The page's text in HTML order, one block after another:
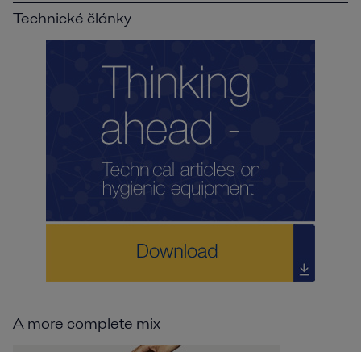
Technické články
A more complete mix